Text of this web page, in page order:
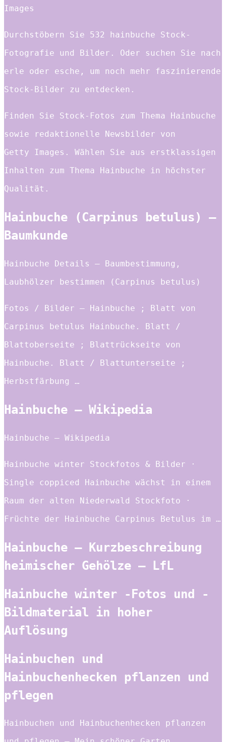
Images
Durchstöbern Sie 532 hainbuche Stock-
Fotografie und Bilder. Oder suchen Sie nach
erle oder esche, um noch mehr faszinierende
Stock-Bilder zu entdecken.
Finden Sie Stock-Fotos zum Thema Hainbuche
sowie redaktionelle Newsbilder von
Getty Images. Wählen Sie aus erstklassigen
Inhalten zum Thema Hainbuche in höchster
Qualität.
Hainbuche (Carpinus betulus) –
Baumkunde
Hainbuche Details – Baumbestimmung,
Laubhölzer bestimmen (Carpinus betulus)
Fotos / Bilder – Hainbuche ; Blatt von
Carpinus betulus Hainbuche. Blatt /
Blattoberseite ; Blattrückseite von
Hainbuche. Blatt / Blattunterseite ;
Herbstfärbung …
Hainbuche – Wikipedia
Hainbuche – Wikipedia
Hainbuche winter Stockfotos & Bilder ·
Single coppiced Hainbuche wächst in einem
Raum der alten Niederwald Stockfoto ·
Früchte der Hainbuche Carpinus Betulus im …
Hainbuche – Kurzbeschreibung
heimischer Gehölze – LfL
Hainbuche winter -Fotos und -
Bildmaterial in hoher
Auflösung
Hainbuchen und
Hainbuchenhecken pflanzen und
pflegen
Hainbuchen und Hainbuchenhecken pflanzen